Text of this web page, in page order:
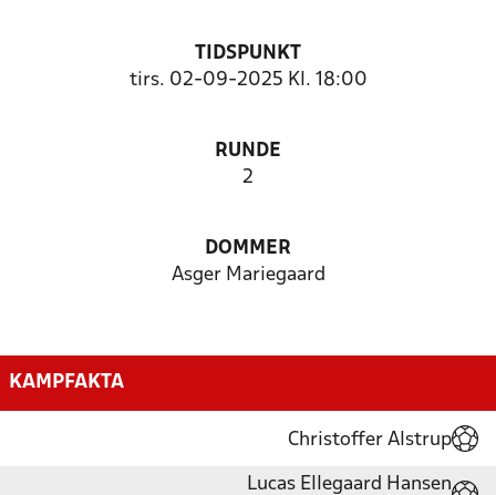
TIDSPUNKT
tirs. 02-09-2025 Kl. 18:00
RUNDE
2
DOMMER
Asger Mariegaard
KAMPFAKTA
Christoffer Alstrup
Lucas Ellegaard Hansen